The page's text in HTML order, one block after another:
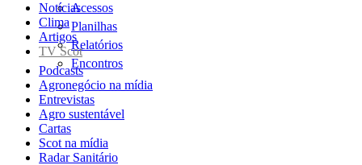
Acessos
Planilhas
Relatórios
Encontros
Notícias
Clima
Artigos
TV Scot
Podcasts
Agronegócio na mídia
Entrevistas
Agro sustentável
Cartas
Scot na mídia
Radar Sanitário